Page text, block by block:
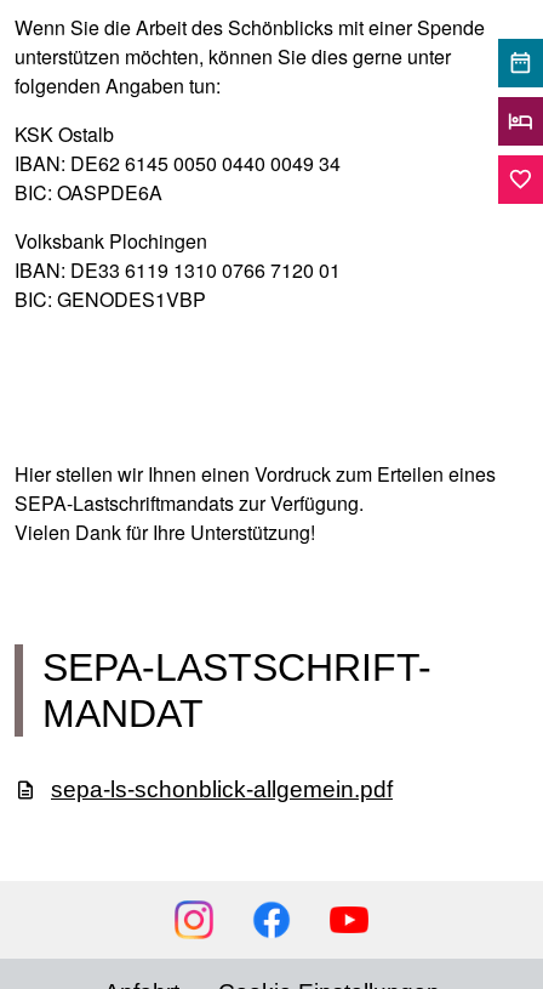
Wenn Sie die Arbeit des Schönblicks mit einer Spende
unterstützen möchten, können Sie dies gerne unter
folgenden Angaben tun:
KSK Ostalb
IBAN: DE62 6145 0050 0440 0049 34
BIC: OASPDE6A
Volksbank Plochingen
IBAN: DE33 6119 1310 0766 7120 01
BIC: GENODES1VBP
Hier stellen wir Ihnen einen Vordruck zum Erteilen eines
SEPA-Lastschriftmandats zur Verfügung.
Vielen Dank für Ihre Unterstützung!
SEPA-LASTSCHRIFT-
MANDAT
sepa-ls-schonblick-allgemein.pdf
date_range
hotel
favorite_border